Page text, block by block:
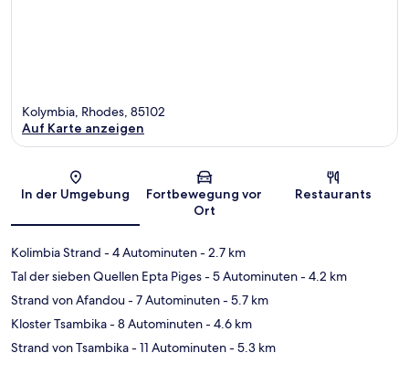
Karte
Kolymbia, Rhodes, 85102
Auf Karte anzeigen
In der Umgebung
Fortbewegung vor
Ort
Restaurants
Kolimbia Strand - 4 Autominuten- 2.7 km
Tal der sieben Quellen Epta Piges- 5 Autominuten- 4.2 km
Strand von Afandou- 7 Autominuten- 5.7 km
Kloster Tsambika- 8 Autominuten- 4.6 km
Strand von Tsambika- 11 Autominuten- 5.3 km